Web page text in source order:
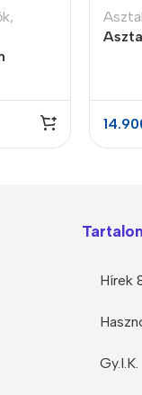
,
–
Hírek
Gy.I.K.